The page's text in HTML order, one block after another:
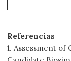
Referencias
1. Assessment